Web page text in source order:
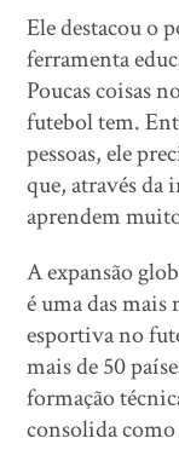
Ele destacou o
ferramenta
Poucas coisas
futebol tem.
pessoas, ele
que, através da
aprendem
A expansão
é uma das
esportiva no
mais de 50
formação
consolida